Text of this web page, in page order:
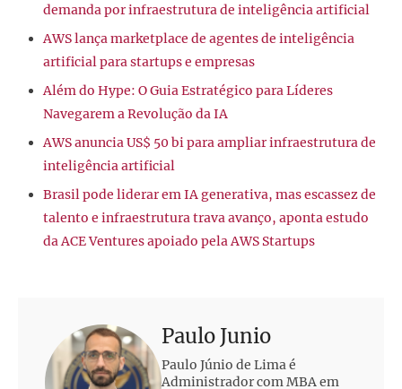
demanda por infraestrutura de inteligência artificial
AWS lança marketplace de agentes de inteligência
artificial para startups e empresas
Além do Hype: O Guia Estratégico para Líderes
Navegarem a Revolução da IA
AWS anuncia US$ 50 bi para ampliar infraestrutura de
inteligência artificial
Brasil pode liderar em IA generativa, mas escassez de
talento e infraestrutura trava avanço, aponta estudo
da ACE Ventures apoiado pela AWS Startups
Paulo Junio
Paulo Júnio de Lima é
Administrador com MBA em